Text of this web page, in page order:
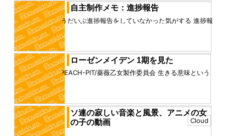
自主制作メモ：進捗報告
もうだいぶ進捗報告をしていなかった気がする 進捗報
告するとネタバレになるのでできなかったというの
と、進捗報告していいねが...
ローゼンメイデン 1期を見た
©PEACH-PIT/薔薇乙女製作委員会 生きる意味という
のをテーマにしていると思われる 主人公のジュンは引
きこもりで、...
ソ連の寂しい音楽と風景、アニメの女
の子の動画
Cloud